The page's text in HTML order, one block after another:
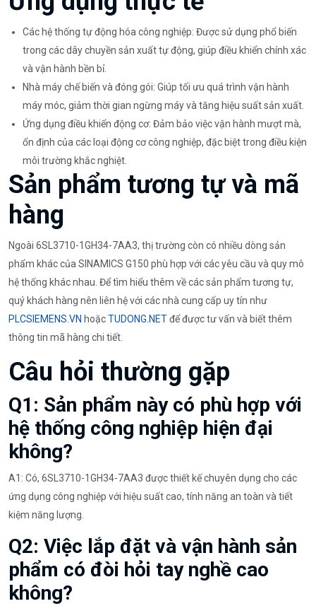
Các hệ thống tự động hóa công nghiệp: Được sử dụng phổ biến
trong các dây chuyền sản xuất tự động, giúp điều khiển chính xác
và vận hành bền bỉ.
Nhà máy chế biến và đóng gói: Giúp tối ưu quá trình vận hành
máy móc, giảm thời gian ngừng máy và tăng hiệu suất sản xuất.
Ứng dụng điều khiển động cơ: Đảm bảo việc vận hành mượt mà,
ổn định của các loại động cơ công nghiệp, đặc biệt trong điều kiện
môi trường khắc nghiệt.
Sản phẩm tương tự và mã
hàng
Ngoài 6SL3710-1GH34-7AA3, thị trường còn có nhiều dòng sản
phẩm khác của SINAMICS G150 phù hợp với các yêu cầu và quy mô
hệ thống khác nhau. Để tìm hiểu thêm về các sản phẩm tương tự,
quý khách hàng nên liên hệ với các nhà cung cấp uy tín như
PLCSIEMENS.VN hoặcTUDONG.NETđể được tư vấn và biết thêm
thông tin mã hàng chi tiết.
Câu hỏi thường gặp
Q1: Sản phẩm này có phù hợp với
hệ thống công nghiệp hiện đại
không?
A1: Có, 6SL3710-1GH34-7AA3 được thiết kế chuyên dụng cho các
ứng dụng công nghiệp với hiệu suất cao, tính năng an toàn và tiết
kiệm năng lượng.
Q2: Việc lắp đặt và vận hành sản
phẩm có đòi hỏi tay nghề cao
không?